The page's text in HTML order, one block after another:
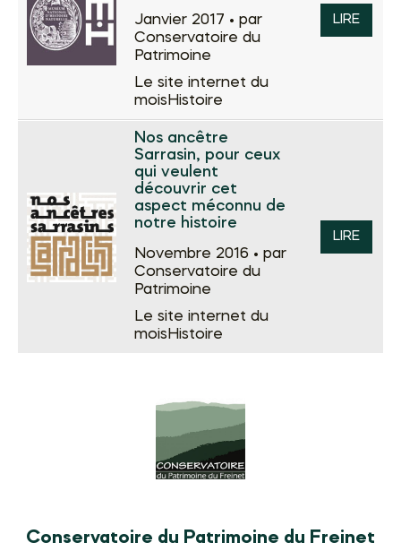
Janvier 2017 • par
Conservatoire du
Patrimoine
Le site internet du
mois Histoire
LIRE
Nos ancêtre
Sarrasin, pour ceux
qui veulent
découvrir cet
aspect méconnu de
notre histoire
Novembre 2016 • par
Conservatoire du
Patrimoine
Le site internet du
mois Histoire
LIRE
Conservatoire du Patrimoine du Freinet